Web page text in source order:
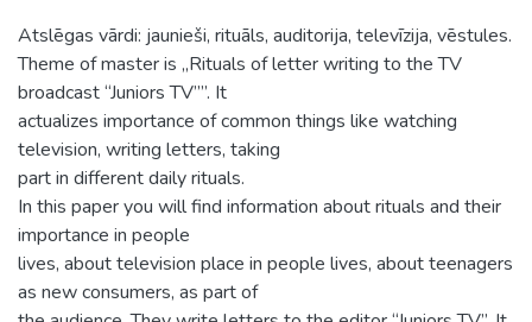
Atslēgas vārdi: jaunieši, rituāls, auditorija, televīzija, vēstules.
Theme of master is „Rituals of letter writing to the TV
broadcast “Juniors TV””. It
actualizes importance of common things like watching
television, writing letters, taking
part in different daily rituals.
In this paper you will find information about rituals and their
importance in people
lives, about television place in people lives, about teenagers
as new consumers, as part of